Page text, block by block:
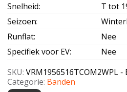
Snelheid:
T tot
Seizoen:
Runflat:
Nee
Specifiek voor EV:
Nee
SKU: VRM1956516TCOM2WPL -
Categorie: Banden